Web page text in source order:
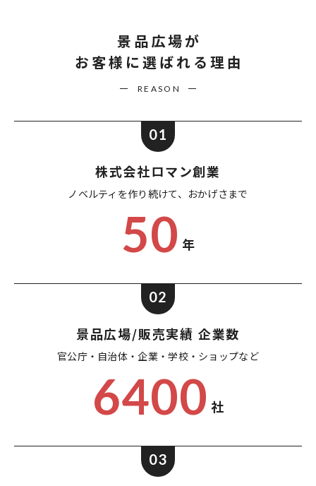
景品広場が
お客様に選ばれる理由
REASON
01
株式会社ロマン創業
ノベルティを作り続けて、 おかげさまで
50 年
02
景品広場/販売実績 企業数
官公庁・自治体・企業・学校・ショップなど
6400 社
03